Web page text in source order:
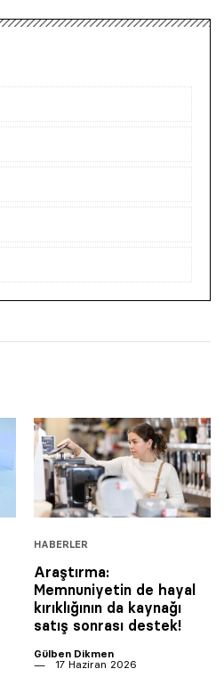
HABERLER
Araştırma:
Memnuniyetin de hayal
kırıklığının da kaynağı
satış sonrası destek!
Gülben Dikmen
17 Haziran 2026